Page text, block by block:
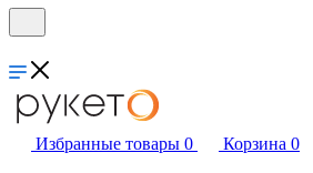
Избранные товары 0 Корзина 0